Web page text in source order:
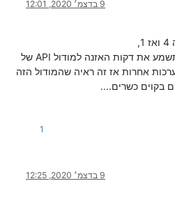
9 בדצמ׳ 2020, 12:01
אבל אני התכונתי להסביר לך שתשמע את דקות האזנה למודול API של
אחרות אז זה ראיה שהמודול הזה
בקוים כשרים....
1
9 בדצמ׳ 2020, 12:25